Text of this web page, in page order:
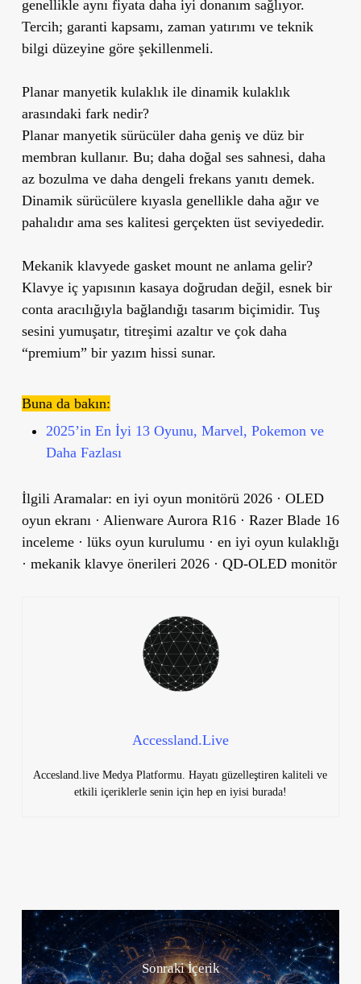
genellikle aynı fiyata daha iyi donanım sağlıyor.
Tercih; garanti kapsamı, zaman yatırımı ve teknik
bilgi düzeyine göre şekillenmeli.
Planar manyetik kulaklık ile dinamik kulaklık
arasındaki fark nedir?
Planar manyetik sürücüler daha geniş ve düz bir
membran kullanır. Bu; daha doğal ses sahnesi, daha
az bozulma ve daha dengeli frekans yanıtı demek.
Dinamik sürücülere kıyasla genellikle daha ağır ve
pahalıdır ama ses kalitesi gerçekten üst seviyededir.
Mekanik klavyede gasket mount ne anlama gelir?
Klavye iç yapısının kasaya doğrudan değil, esnek bir
conta aracılığıyla bağlandığı tasarım biçimidir. Tuş
sesini yumuşatır, titreşimi azaltır ve çok daha
“premium” bir yazım hissi sunar.
Buna da bakın:
2025’in En İyi 13 Oyunu, Marvel, Pokemon ve
Daha Fazlası
İlgili Aramalar: en iyi oyun monitörü 2026 · OLED
oyun ekranı · Alienware Aurora R16 · Razer Blade 16
inceleme · lüks oyun kurulumu · en iyi oyun kulaklığı
· mekanik klavye önerileri 2026 · QD-OLED monitör
Accessland.Live
Accesland.live Medya Platformu. Hayatı güzelleştiren kaliteli ve
etkili içeriklerle senin için hep en iyisi burada!
Sonraki İçerik